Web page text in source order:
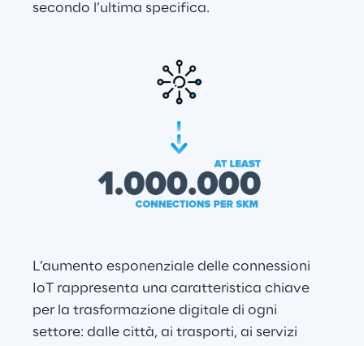
secondo l’ultima specifica.
L’aumento esponenziale delle connessioni
IoT rappresenta una caratteristica chiave
per la trasformazione digitale di ogni
settore: dalle città, ai trasporti, ai servizi